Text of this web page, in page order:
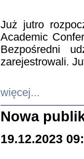
Już jutro
Academic
Bezpośredni
zarejestrowali.
więcej...
Nowa
19.12.2023